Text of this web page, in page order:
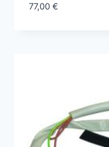
77,00 €